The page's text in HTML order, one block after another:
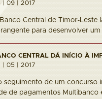
| 09 | 2017
Central de Timor-Leste
para desenvolver
CENTRAL DÁ INÍCIO À
| 05 | 2017
seguimento de um concurso
de pagamentos